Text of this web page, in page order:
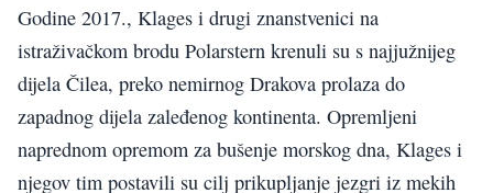
Godine 2017., Klages i drugi znanstvenici na
istraživačkom brodu Polarstern krenuli su s najjužnijeg
dijela Čilea, preko nemirnog Drakova prolaza do
zapadnog dijela zaleđenog kontinenta. Opremljeni
naprednom opremom za bušenje morskog dna, Klages i
njegov tim postavili su cilj prikupljanje jezgri iz mekih